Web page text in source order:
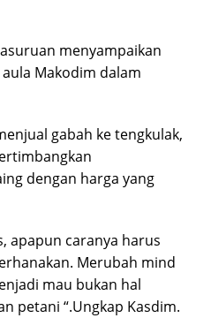
menyampaikan
Makodim dalam
gabah ke tengkulak,
dengan harga yang
apapun caranya harus
Merubah mind
mau bukan hal
petani “.Ungkap Kasdim.